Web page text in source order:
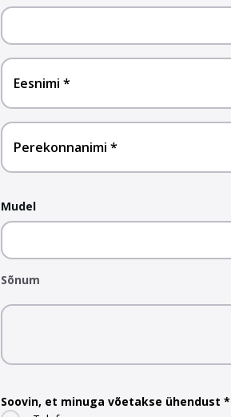
Eesnimi
Perekonnanimi
Mudel
Sõnum
Soovin, et minuga võetakse ühendust